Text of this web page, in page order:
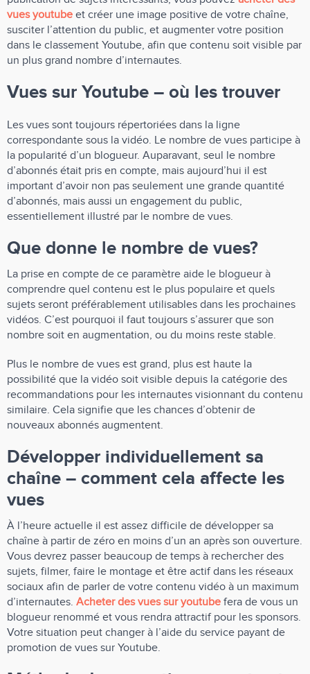
vues youtube et créer une image positive de votre chaîne,
susciter l’attention du public, et augmenter votre position
dans le classement Youtube, afin que contenu soit visible par
un plus grand nombre d’internautes.
Vues sur Youtube – où les trouver
Les vues sont toujours répertoriées dans la ligne
correspondante sous la vidéo. Le nombre de vues participe à
la popularité d’un blogueur. Auparavant, seul le nombre
d’abonnés était pris en compte, mais aujourd’hui il est
important d’avoir non pas seulement une grande quantité
d’abonnés, mais aussi un engagement du public,
essentiellement illustré par le nombre de vues.
Que donne le nombre de vues?
La prise en compte de ce paramètre aide le blogueur à
comprendre quel contenu est le plus populaire et quels
sujets seront préférablement utilisables dans les prochaines
vidéos. C’est pourquoi il faut toujours s’assurer que son
nombre soit en augmentation, ou du moins reste stable.
Plus le nombre de vues est grand, plus est haute la
possibilité que la vidéo soit visible depuis la catégorie des
recommandations pour les internautes visionnant du contenu
similaire. Cela signifie que les chances d’obtenir de
nouveaux abonnés augmentent.
Développer individuellement sa
chaîne – comment cela affecte les
vues
À l’heure actuelle il est assez difficile de développer sa
chaîne à partir de zéro en moins d’un an après son ouverture.
Vous devrez passer beaucoup de temps à rechercher des
sujets, filmer, faire le montage et être actif dans les réseaux
sociaux afin de parler de votre contenu vidéo à un maximum
d’internautes. Acheter des vues sur youtube fera de vous un
blogueur renommé et vous rendra attractif pour les sponsors.
Votre situation peut changer à l’aide du service payant de
promotion de vues sur Youtube.